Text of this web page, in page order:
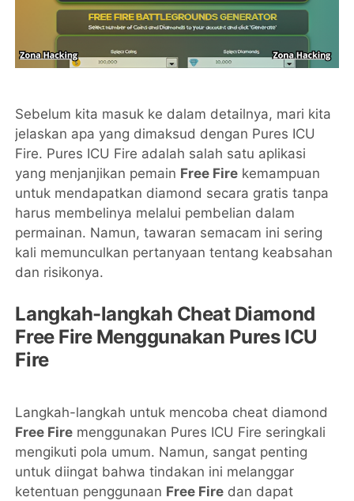
Sebelum kita masuk ke dalam detailnya, mari kita
jelaskan apa yang dimaksud dengan Pures ICU
Fire. Pures ICU Fire adalah salah satu aplikasi
yang menjanjikan pemain Free Fire kemampuan
untuk mendapatkan diamond secara gratis tanpa
harus membelinya melalui pembelian dalam
permainan. Namun, tawaran semacam ini sering
kali memunculkan pertanyaan tentang keabsahan
dan risikonya.
Langkah-langkah Cheat Diamond
Free Fire Menggunakan Pures ICU
Fire
Langkah-langkah untuk mencoba cheat diamond
Free Fire menggunakan Pures ICU Fire seringkali
mengikuti pola umum. Namun, sangat penting
untuk diingat bahwa tindakan ini melanggar
ketentuan penggunaan Free Fire dan dapat